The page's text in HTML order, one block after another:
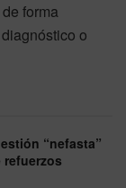
forma
o
“nefasta”
refuerzos